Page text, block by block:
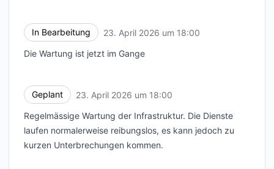
In Bearbeitung 23. April 2026 um 18:00
Die Wartung ist jetzt im Gange
Geplant 23. April 2026 um 18:00
Regelmässige Wartung der Infrastruktur. Die Dienste
laufen normalerweise reibungslos, es kann jedoch zu
kurzen Unterbrechungen kommen.